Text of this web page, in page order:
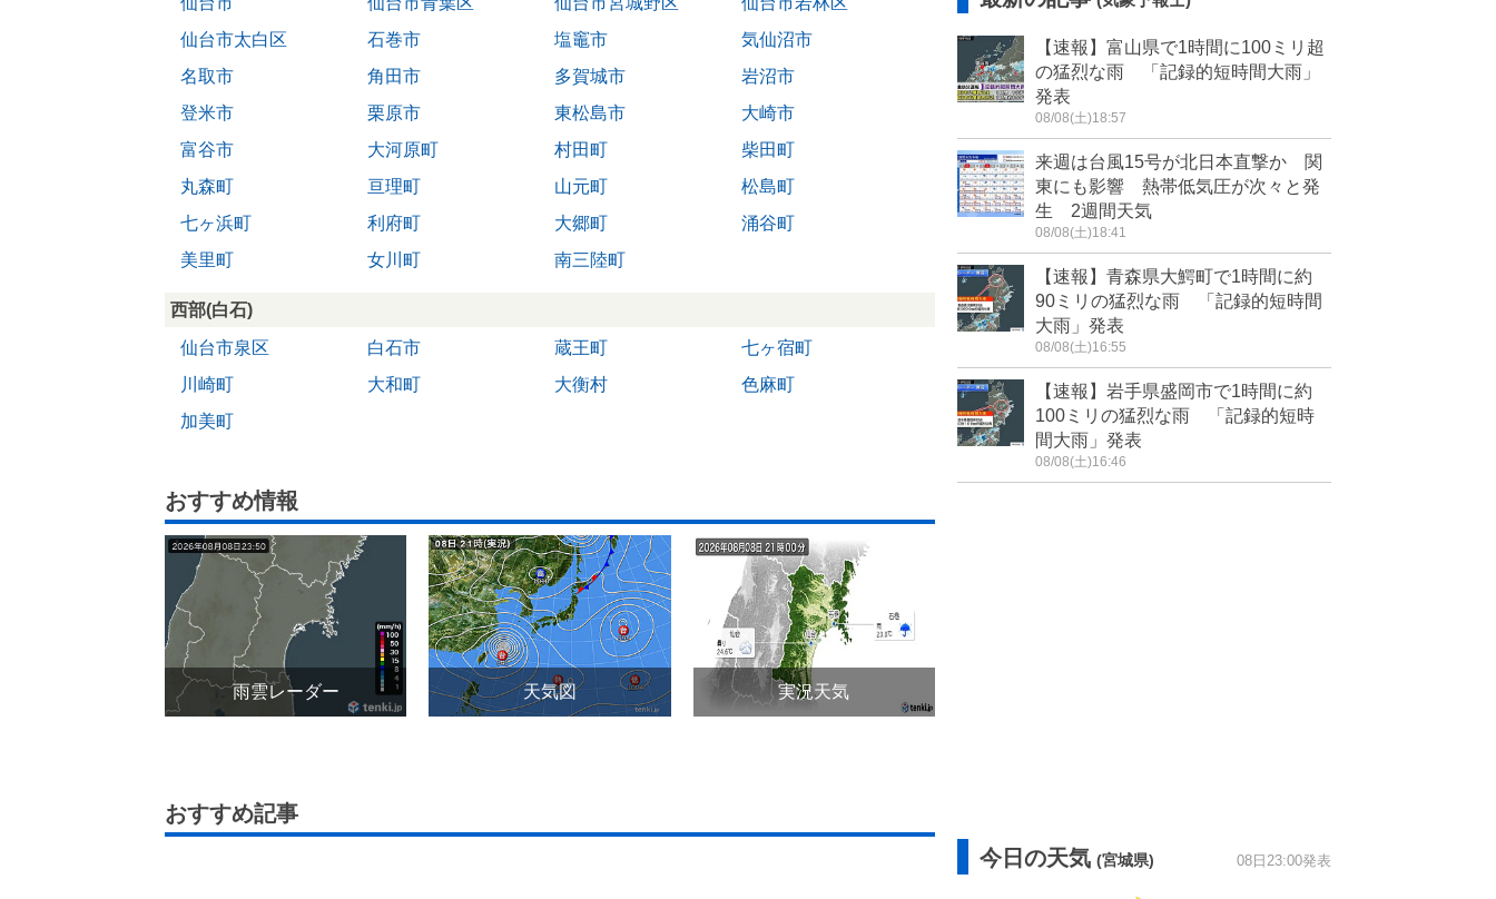
仙台市太白区
石巻市 塩竈市
気仙沼市
名取市
角田市 多賀城市
岩沼市
登米市
栗原市 東松島市
大崎市
富谷市
大河原町 村田町
柴田町
丸森町
亘理町 山元町
松島町
七ヶ浜町
利府町 大郷町
涌谷町
美里町
女川町 南三陸町
西部(白石)
仙台市泉区
白石市 蔵王町
七ヶ宿町
川崎町
大和町 大衡村
色麻町
加美町
おすすめ情報
雨雲レーダー 天気図 実況天気
おすすめ記事
【速報】富山県で1時間に100ミリ超
の猛烈な雨 「記録的短時間大雨」
発表
08/08(土)18:57
来週は台風15号が北日本直撃か 関
東にも影響 熱帯低気圧が次々と発
生 2週間天気
08/08(土)18:41
【速報】青森県大鰐町で1時間に約
90ミリの猛烈な雨 「記録的短時間
大雨」発表
08/08(土)16:55
【速報】岩手県盛岡市で1時間に約
100ミリの猛烈な雨 「記録的短時
間大雨」発表
08/08(土)16:46
今日の天気 (宮城県) 08日23:00発表